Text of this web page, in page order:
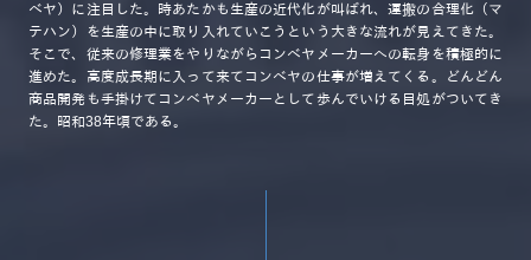
ベヤ）に注目した。時あたかも生産の近代化が叫ばれ、運搬の合理化（マ
テハン）を生産の中に取り入れていこうという大きな流れが見えてきた。
そこで、従来の修理業をやりながらコンベヤメーカーへの転身を積極的に
進めた。高度成長期に入って来てコンベヤの仕事が増えてくる。どんどん
商品開発も手掛けてコンベヤメーカーとして歩んでいける目処がついてき
た。昭和38年頃である。